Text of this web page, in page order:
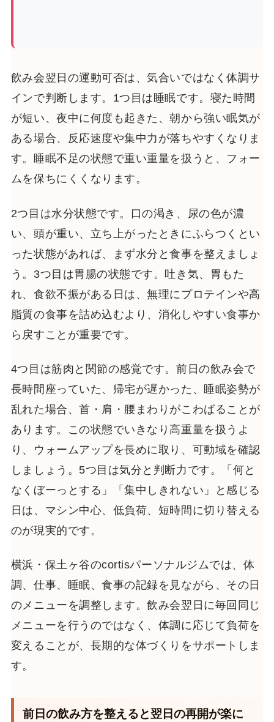
飲み会翌日の運動可否は、気合いではなく体調サ
インで判断します。1つ目は睡眠です。寝た時間
が短い、夜中に何度も起きた、朝から強い眠気が
ある場合、反応速度や集中力が落ちやすくなりま
す。睡眠不足の状態で重い重量を扱うと、フォー
ムを保ちにくくなります。
2つ目は水分状態です。口の渇き、尿の色が濃
い、頭が重い、立ち上がったときにふらつくとい
った状態があれば、まず水分と食事を整えましょ
う。3つ目は胃腸の状態です。吐き気、胃もた
れ、食欲不振がある日は、無理にプロテインや高
脂質の食事を詰め込むより、消化しやすい食事か
ら戻すことが重要です。
4つ目は筋肉と関節の感覚です。前日の飲み会で
長時間座っていた、帰宅が遅かった、睡眠姿勢が
乱れた場合、首・肩・腰まわりがこわばることが
あります。この状態でいきなり高重量を扱うよ
り、ウォームアップを長めに取り、可動域を確認
しましょう。5つ目は気分と判断力です。「何と
なくぼーっとする」「集中しきれない」と感じる
日は、マシン中心、低負荷、短時間に切り替える
のが現実的です。
横浜・保土ヶ谷のcortisパーソナルジムでは、体
調、仕事、睡眠、食事の記録を見ながら、その日
のメニューを調整します。飲み会翌日に毎回同じ
メニューを行うのではなく、体調に応じて負荷を
変えることが、長期的な体づくりをサポートしま
す。
前日の飲み方を整えると翌日の再開が楽に